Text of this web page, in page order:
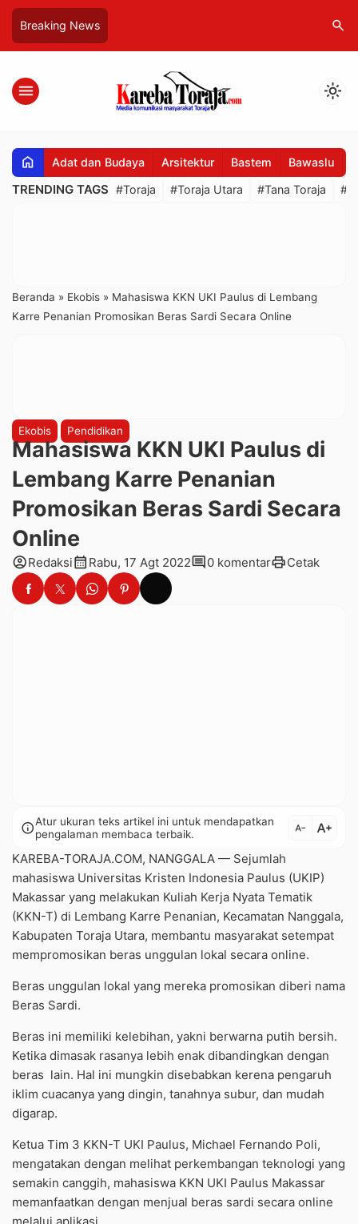
Breaking News search
menu light_mode
home Adat dan Budaya Arsitektur Bastem Bawaslu
TRENDING TAGS #Toraja #Toraja Utara #Tana Toraja
Beranda » Ekobis » Mahasiswa KKN UKI Paulus di Lembang
Karre Penanian Promosikan Beras Sardi Secara Online
Ekobis Pendidikan
Mahasiswa KKN UKI Paulus di
Lembang Karre Penanian
Promosikan Beras Sardi Secara
Online
account_circleRedaksicalendar_month Rabu, 17 Agt 2022comment0 komentarprintCetak
infoAtur ukuran teks artikel ini untuk mendapatkan
pengalaman membaca terbaik.
text_decrease text_increase
KAREBA-TORAJA.COM, NANGGALA — Sejumlah
mahasiswa Universitas Kristen Indonesia Paulus (UKIP)
Makassar yang melakukan Kuliah Kerja Nyata Tematik
(KKN-T) di Lembang Karre Penanian, Kecamatan Nanggala,
Kabupaten Toraja Utara, membantu masyarakat setempat
mempromosikan beras unggulan lokal secara online.
Beras unggulan lokal yang mereka promosikan diberi nama
Beras Sardi.
Beras ini memiliki kelebihan, yakni berwarna putih bersih.
Ketika dimasak rasanya lebih enak dibandingkan dengan
beras lain. Hal ini mungkin disebabkan kerena pengaruh
iklim cuacanya yang dingin, tanahnya subur, dan mudah
digarap.
Ketua Tim 3 KKN-T UKI Paulus, Michael Fernando Poli,
mengatakan dengan melihat perkembangan teknologi yang
semakin canggih, mahasiswa KKN UKI Paulus Makassar
memanfaatkan dengan menjual beras sardi secara online